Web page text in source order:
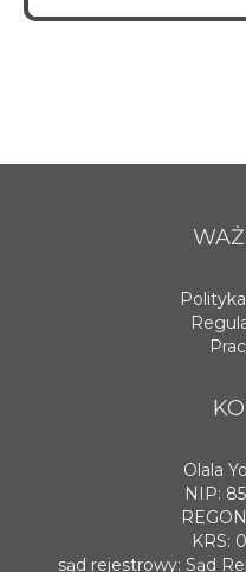
Olala
NIP:
KRS:
sąd rejestrowy: Sąd